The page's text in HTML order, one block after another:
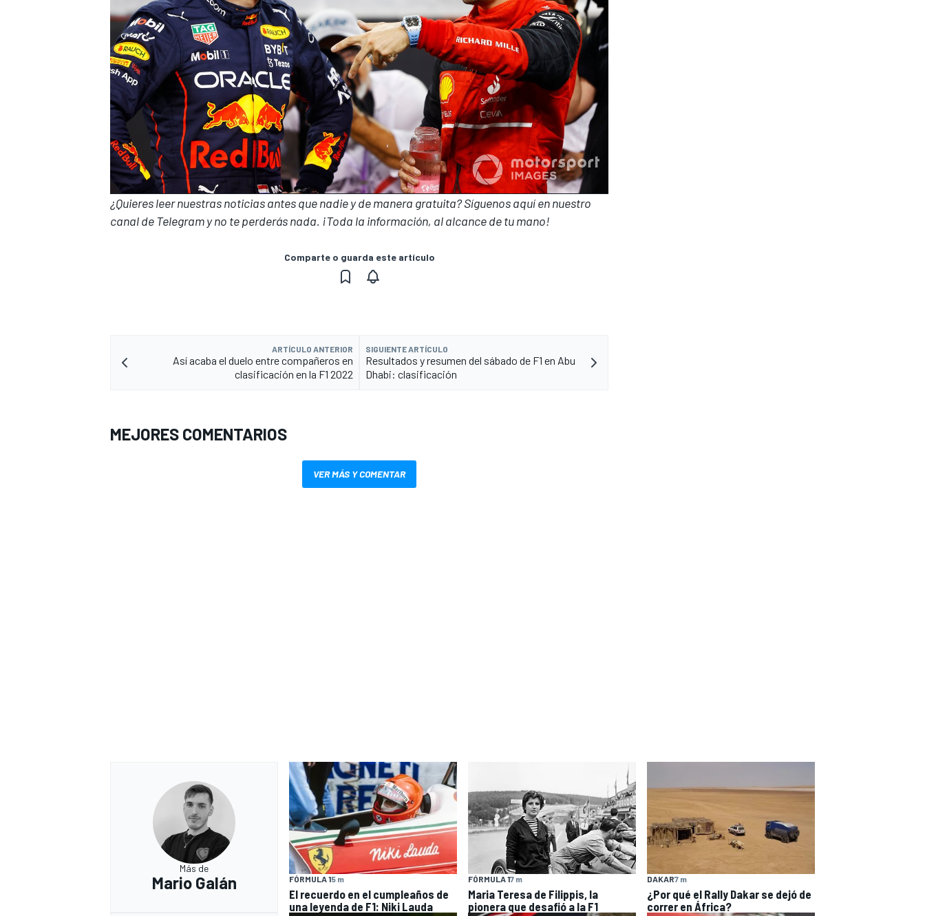
¿Quieres leer nuestras noticias antes que nadie y de manera gratuita? Síguenosaquí en nuestro
canal de Telegramy no te perderás nada. ¡Toda la información, al alcance de tu mano!
Comparte o guarda este artículo
ARTÍCULO ANTERIOR
Así acaba el duelo entre compañeros en
clasificación en la F1 2022
SIGUIENTE ARTÍCULO
Resultados y resumen del sábado de F1 en Abu
Dhabi: clasificación
MEJORES COMENTARIOS
VER MÁS Y COMENTAR
Más de
Mario Galán FÓRMULA 15 m
El recuerdo en el cumpleaños de
una leyenda de F1: Niki Lauda
FÓRMULA 17 m
Maria Teresa de Filippis, la
pionera que desafió a la F1
DAKAR7 m
¿Por qué el Rally Dakar se dejó de
correr en África?